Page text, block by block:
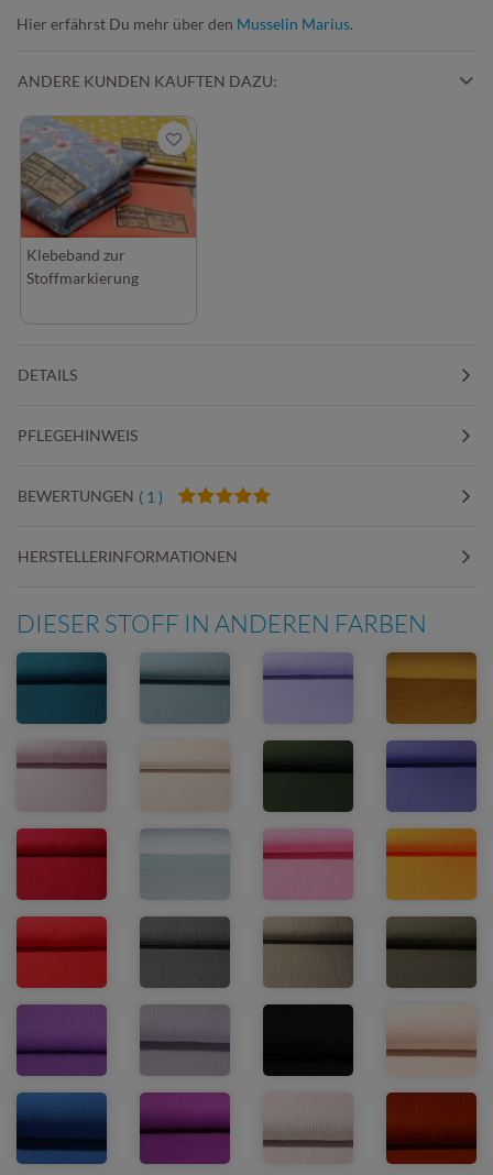
Hier erfährst Du mehr über den Musselin Marius.
ANDERE KUNDEN KAUFTEN DAZU:
Klebeband zur
Stoffmarkierung
DETAILS
PFLEGEHINWEIS
BEWERTUNGEN ( 1 )
HERSTELLERINFORMATIONEN
DIESER STOFF IN ANDEREN FARBEN